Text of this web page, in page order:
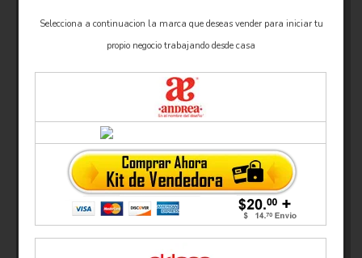
Selecciona a continuacion la marca que deseas vender para iniciar tu
propio negocio trabajando desde casa